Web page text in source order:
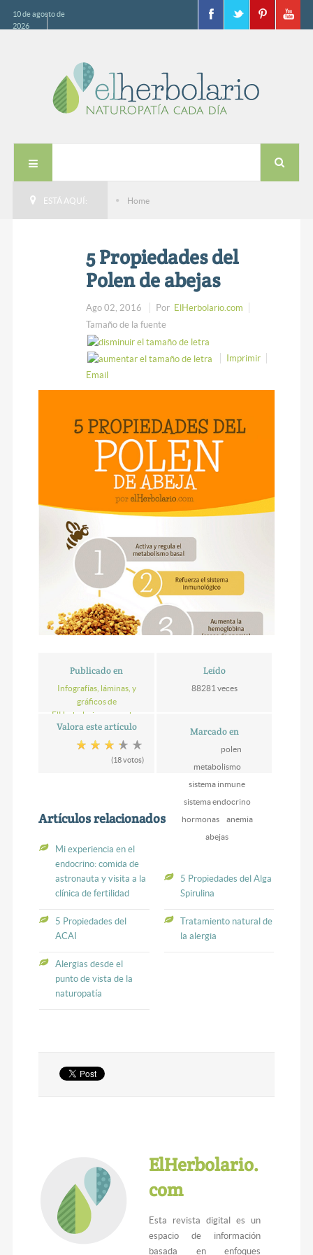
10 de agosto de
2026
ESTÁ AQUÍ: Home
5 Propiedades del
Polen de abejas
Ago 02, 2016 Por ElHerbolario.com
Tamaño de la fuente
Imprimir
Email
Publicado en
Infografías, láminas, y
gráficos de
ElHerbolario.com, sobre
naturopatia, salud y
nutrición
Leído
88281 veces
Valora este artículo
(18 votos)
Marcado en
polen
metabolismo
sistema inmune
sistema endocrino
hormonas
anemia
abejas
Artículos relacionados
Mi experiencia en el
endocrino: comida de
astronauta y visita a la
clínica de fertilidad
5 Propiedades del Alga
Spirulina
5 Propiedades del
ACAI
Tratamiento natural de
la alergia
Alergias desde el
punto de vista de la
naturopatía
ElHerbolario.
com
Esta revista digital es un
espacio de información
basada en enfoques